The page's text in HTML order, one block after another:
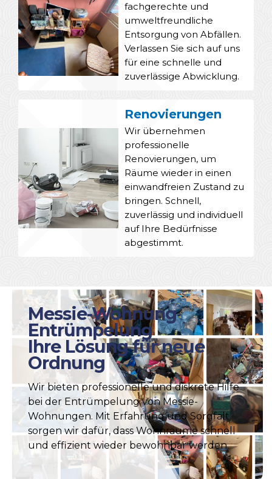
fachgerechte und
umweltfreundliche
Entsorgung von Abfällen.
Verlassen Sie sich auf uns
für eine schnelle und
zuverlässige Abwicklung.
Renovierungen
Wir übernehmen
professionelle
Renovierungen, um
Räume wieder in einen
einwandfreien Zustand zu
bringen. Schnell,
zuverlässig und individuell
auf Ihre Bedürfnisse
abgestimmt.
Messie-Wohnung
Entrümpelung
Ihre Lösung für neue
Ordnung
Wir bieten professionelle und diskrete Hilfe
bei der Entrümpelung von Messie-
Wohnungen. Mit Erfahrung und Sorgfalt
sorgen wir dafür, dass Wohnräume schnell
und effizient wieder bewohnbar werden.